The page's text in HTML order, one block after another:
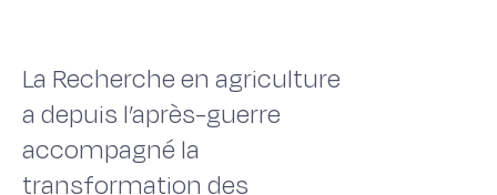
La Recherche en agriculture
a depuis l’après-guerre
accompagné la
transformation des